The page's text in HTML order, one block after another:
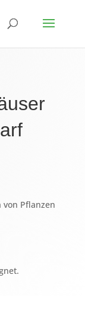
von Pflanzen